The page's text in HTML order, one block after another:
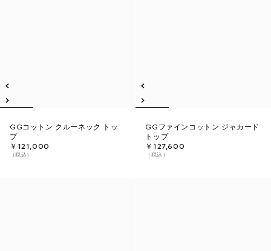
GGコットン クルーネック トッ
プ
￥121,000
（税込）
GGファインコットン ジャカード
トップ
￥127,600
（税込）